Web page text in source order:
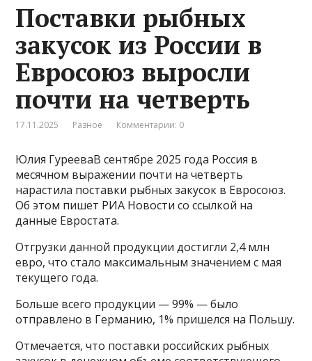
Поставки рыбных
закусок из России в
Евросоюз выросли
почти на четверть
17.11.2025 Разное Комментарии: 0
Юлия ГурееваВ сентябре 2025 года Россия в
месячном выражении почти на четверть
нарастила поставки рыбных закусок в Евросоюз.
Об этом пишет РИА Новости со ссылкой на
данные Евростата.
Отгрузки данной продукции достигли 2,4 млн
евро, что стало максимальным значением с мая
текущего года.
Больше всего продукции — 99% — было
отправлено в Германию, 1% пришелся на Польшу.
Отмечается, что поставки российских рыбных